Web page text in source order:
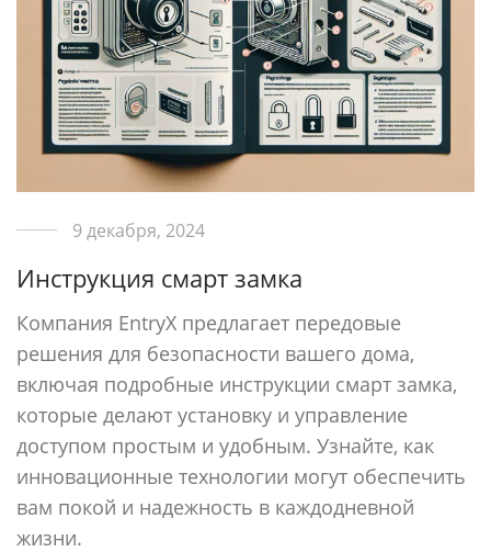
9 декабря, 2024
Инструкция смарт замка
Компания EntryX предлагает передовые
решения для безопасности вашего дома,
включая подробные инструкции смарт замка,
которые делают установку и управление
доступом простым и удобным. Узнайте, как
инновационные технологии могут обеспечить
вам покой и надежность в каждодневной
жизни.